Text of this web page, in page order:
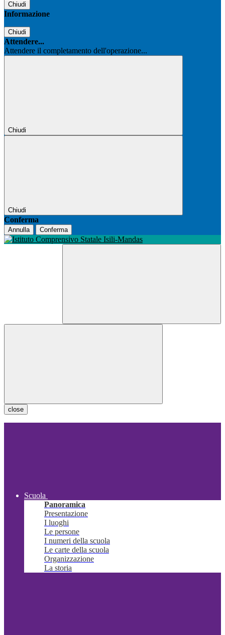
Chiudi
Informazione
Chiudi
Attendere...
Attendere il completamento dell'operazione...
Chiudi
Chiudi
Conferma
Annulla Conferma
close
Scuola
Panoramica
Presentazione
I luoghi
Le persone
I numeri della scuola
Le carte della scuola
Organizzazione
La storia